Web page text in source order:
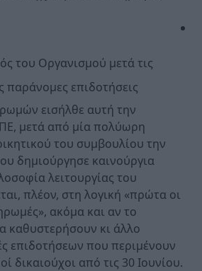
του Οργανισμού μετά τις
παράνομες επιδοτήσεις
εισήλθε αυτή την
μετά από μία πολύωρη
του συμβουλίου την
δημιούργησε καινούργια
λειτουργίας του
πλέον, στη λογική «πρώτα οι
ακόμα και αν το
καθυστερήσουν κι άλλο
επιδοτήσεων που περιμένουν
δικαιούχοι από τις 30 Ιουνίου.